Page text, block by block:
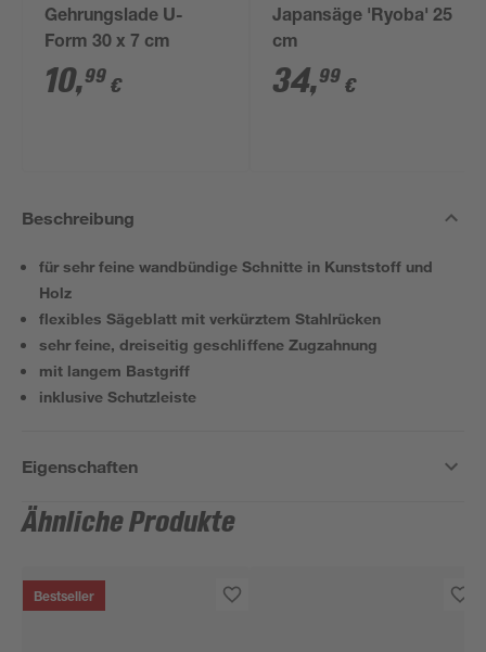
Gehrungslade U-
Form 30 x 7 cm
10,99 €
Japansäge 'Ryoba' 25
cm
34,99 €
Beschreibung
für sehr feine wandbündige Schnitte in Kunststoff und
Holz
flexibles Sägeblatt mit verkürztem Stahlrücken
sehr feine, dreiseitig geschliffene Zugzahnung
mit langem Bastgriff
inklusive Schutzleiste
Eigenschaften
Ähnliche Produkte
Bestseller